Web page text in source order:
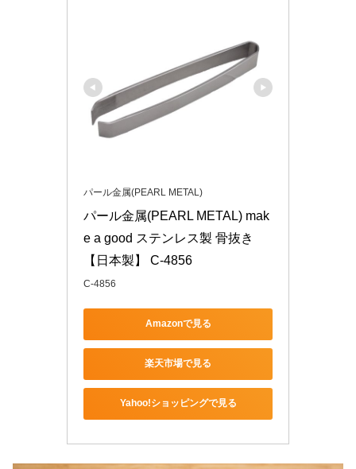
パール金属(PEARL METAL)
パール金属(PEARL METAL) mak
e a good ステンレス製 骨抜き
【日本製】 C-4856
C-4856
Amazonで見る
楽天市場で見る
Yahoo!ショッピングで見る